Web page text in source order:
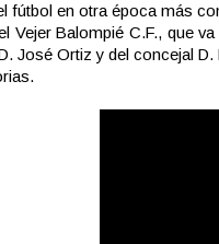
fútbol en otra época más
Vejer Balompié C.F., que
José Ortiz y del concejal